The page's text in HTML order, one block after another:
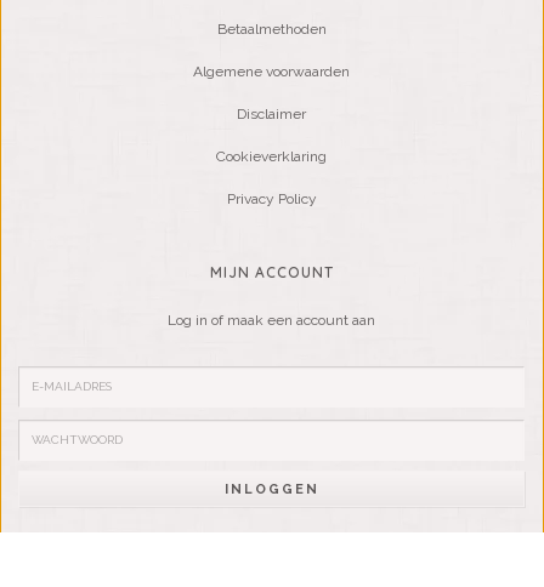
Betaalmethoden
Algemene voorwaarden
Disclaimer
Cookieverklaring
Privacy Policy
MIJN ACCOUNT
Log in of maak een account aan
INLOGGEN